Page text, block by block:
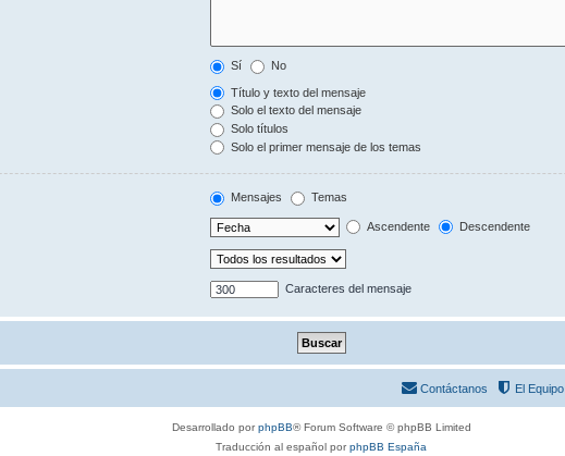
Sí No
Título y texto del mensaje
Solo el texto del mensaje
Solo títulos
Solo el primer mensaje de los temas
Mensajes Temas
Ascendente Descendente
Caracteres del mensaje
El Equipo
Contáctanos
Desarrollado porphpBB® Forum Software © phpBB Limited
Traducción al español porphpBB España